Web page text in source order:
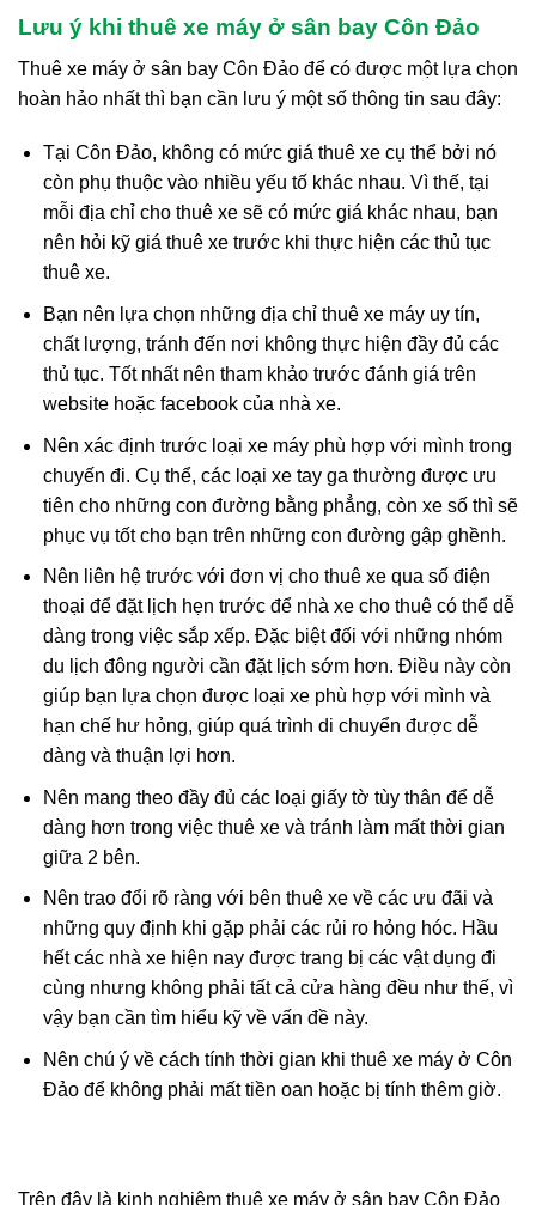
Lưu ý khi thuê xe máy ở sân bay Côn Đảo
Thuê xe máy ở sân bay Côn Đảo để có được một lựa chọn
hoàn hảo nhất thì bạn cần lưu ý một số thông tin sau đây:
Tại Côn Đảo, không có mức giá thuê xe cụ thể bởi nó
còn phụ thuộc vào nhiều yếu tố khác nhau. Vì thế, tại
mỗi địa chỉ cho thuê xe sẽ có mức giá khác nhau, bạn
nên hỏi kỹ giá thuê xe trước khi thực hiện các thủ tục
thuê xe.
Bạn nên lựa chọn những địa chỉ thuê xe máy uy tín,
chất lượng, tránh đến nơi không thực hiện đầy đủ các
thủ tục. Tốt nhất nên tham khảo trước đánh giá trên
website hoặc facebook của nhà xe.
Nên xác định trước loại xe máy phù hợp với mình trong
chuyến đi. Cụ thể, các loại xe tay ga thường được ưu
tiên cho những con đường bằng phẳng, còn xe số thì sẽ
phục vụ tốt cho bạn trên những con đường gập ghềnh.
Nên liên hệ trước với đơn vị cho thuê xe qua số điện
thoại để đặt lịch hẹn trước để nhà xe cho thuê có thể dễ
dàng trong việc sắp xếp. Đặc biệt đối với những nhóm
du lịch đông người cần đặt lịch sớm hơn. Điều này còn
giúp bạn lựa chọn được loại xe phù hợp với mình và
hạn chế hư hỏng, giúp quá trình di chuyển được dễ
dàng và thuận lợi hơn.
Nên mang theo đầy đủ các loại giấy tờ tùy thân để dễ
dàng hơn trong việc thuê xe và tránh làm mất thời gian
giữa 2 bên.
Nên trao đổi rõ ràng với bên thuê xe về các ưu đãi và
những quy định khi gặp phải các rủi ro hỏng hóc. Hầu
hết các nhà xe hiện nay được trang bị các vật dụng đi
cùng nhưng không phải tất cả cửa hàng đều như thế, vì
vậy bạn cần tìm hiểu kỹ về vấn đề này.
Nên chú ý về cách tính thời gian khi thuê xe máy ở Côn
Đảo để không phải mất tiền oan hoặc bị tính thêm giờ.
Trên đây là kinh nghiệm thuê xe máy ở sân bay Côn Đảo